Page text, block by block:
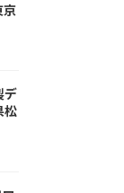
京
デ
松